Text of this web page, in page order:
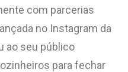
com parcerias
no Instagram da
ao seu público
para fechar